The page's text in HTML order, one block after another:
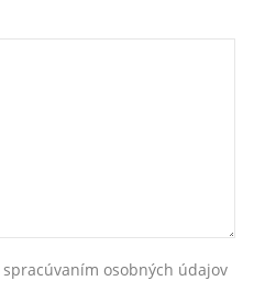
spracúvaním osobných údajov